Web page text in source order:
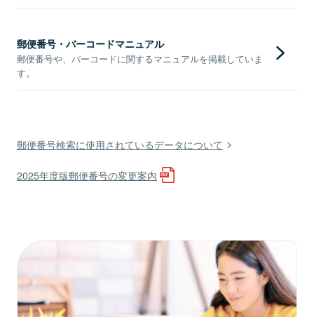
郵便番号・バーコードマニュアル
郵便番号や、バーコードに関するマニュアルを掲載していま
す。
郵便番号検索に使用されているデータについて
2025年度版郵便番号の変更案内